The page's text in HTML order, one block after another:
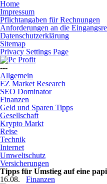
Home
Impressum
Pflichtangaben für Rechnungen
Anforderungen an die
Datenschutzerklärung
Sitemap
Privacy Settings Page
---
Allgemein
EZ Market Research
SEO Dominator
Finanzen
Geld und Sparen Tipps
Gesellschaft
Krypto Markt
Reise
Technik
Internet
Umweltschutz
Versicherungen
Tipps für Umstieg auf eine
16.08.
Finanzen